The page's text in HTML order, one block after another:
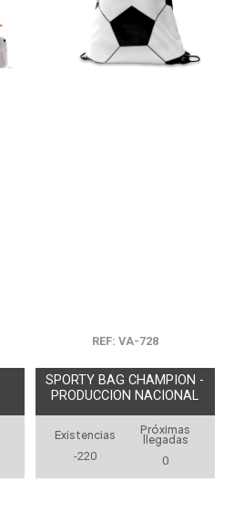
REF: VA-728
SPORTY BAG CHAMPION -
PRODUCCION NACIONAL
Existencias
-220
Próximas
llegadas
0